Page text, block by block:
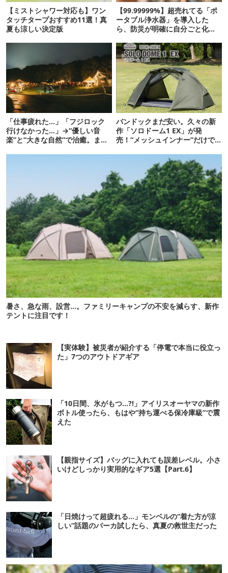
【ミストシャワー対応も】ワン
タッチタープおすすめ11選！真
夏も涼しい決定版
【99.99999%】超売れてる「ポ
ータブル浄水器」を導入した
ら、防災が明確に自分ごと化し
「仕事疲れた…」「フジロック
行けなかった…」→“優しい音
楽”と“大きな自然”で治癒。まだ
バンドックまだ安い。久々の新
作「ソロドーム1 EX」が発
売！“メッシュインナー”だけで
暑さ、急な雨、設営…。ファミリーキャンプの不安を減らす、新作
テントに注目です！
【実体験】被災者が紹介する「停電で本当に役立っ
た」7つのアウトドアギア
「10日間、氷がもつ…?!」アイリスオーヤマの新作
ボトル使ったら、もはや“持ち運べる保冷庫級”で震
えた
【親指サイズ】バッグに入れても誤差レベル。小さ
いけどしっかり実用的なギア5選【Part.6】
「日焼けって超疲れる…」モンベルの“着た方が涼
しい”話題のパーカ試したら、真夏の救世主だった